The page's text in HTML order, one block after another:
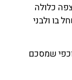
כלולה
בו ולבני
שמסכם